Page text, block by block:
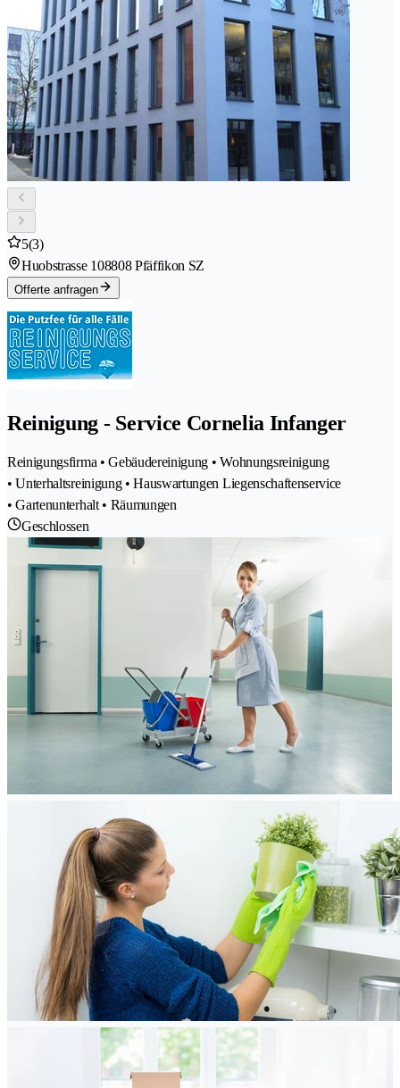
5(3)
Huobstrasse 108808 Pfäffikon SZ
Offerte anfragen
Reinigung - Service Cornelia Infanger
Reinigungsfirma • Gebäudereinigung • Wohnungsreinigung
• Unterhaltsreinigung • Hauswartungen Liegenschaftenservice
• Gartenunterhalt • Räumungen
Geschlossen